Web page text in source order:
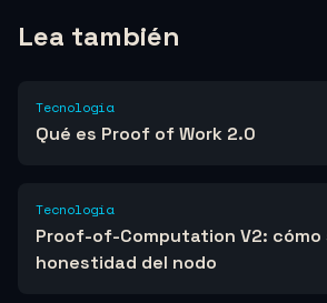
Lea también
Tecnología
Qué es Proof of Work 2.0
Tecnología
Proof-of-Computation V2: cómo
honestidad del nodo